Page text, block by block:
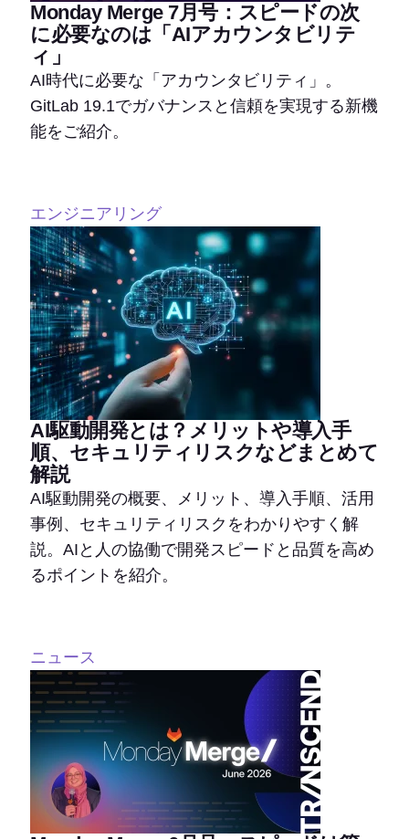
Monday Merge 7月号：スピードの次
に必要なのは「AIアカウンタビリテ
ィ」
AI時代に必要な「アカウンタビリティ」。
GitLab 19.1でガバナンスと信頼を実現する新機
能をご紹介。
エンジニアリング
AI駆動開発とは？メリットや導入手
順、セキュリティリスクなどまとめて
解説
AI駆動開発の概要、メリット、導入手順、活用
事例、セキュリティリスクをわかりやすく解
説。AIと人の協働で開発スピードと品質を高め
るポイントを紹介。
ニュース